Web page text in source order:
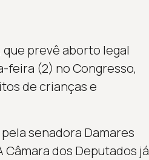
prevê aborto legal
feira (2) no Congresso,
de crianças e
senadora Damares
dos Deputados já